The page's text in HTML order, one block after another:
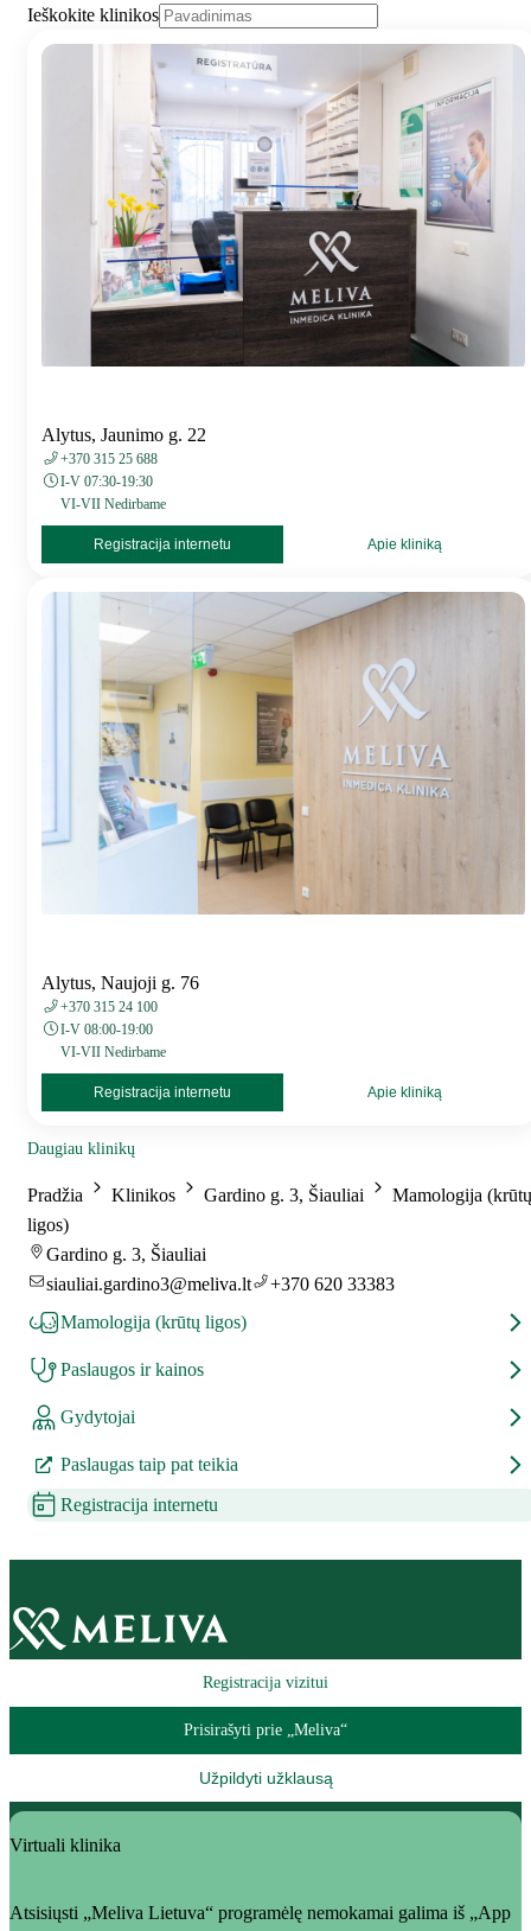
Ieškokite klinikos
Alytus, Jaunimo g. 22
+370 315 25 688
I-V 07:30-19:30
VI-VII Nedirbame
Registracija internetu Apie kliniką
Alytus, Naujoji g. 76
+370 315 24 100
I-V 08:00-19:00
VI-VII Nedirbame
Registracija internetu Apie kliniką
Daugiau klinikų
Pradžia Klinikos Gardino g. 3, Šiauliai
Mamologija (krūtų
ligos)
Gardino g. 3, Šiauliai
siauliai.gardino3@meliva.lt
+370 620 33383
Mamologija (krūtų ligos)
Paslaugos ir kainos
Gydytojai
Paslaugas taip pat teikia
Registracija internetu
Registracija vizitui
Prisirašyti prie „Meliva“
Užpildyti užklausą
Virtuali klinika
Atsisiųsti „Meliva Lietuva“ programėlę nemokamai galima iš „App